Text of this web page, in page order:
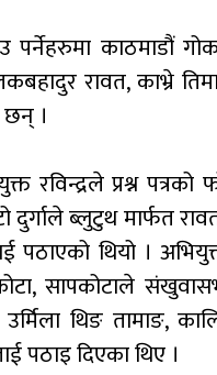
पर्नेहरुमा काठमाडौं
रावत, काभ्रे
।
रविन्द्रले प्रश्न
दुर्गाले ब्लुटुथ मार्फत
थियो ।
सापकोटाले
थिङ तामाङ,
पठाइ दिएका थिए ।